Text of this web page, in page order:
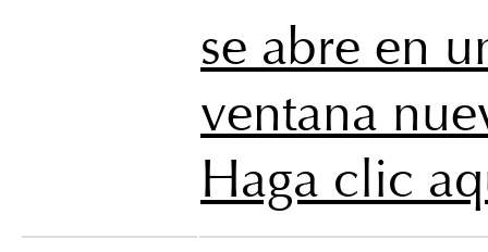
se abre en
ventana
Haga clic